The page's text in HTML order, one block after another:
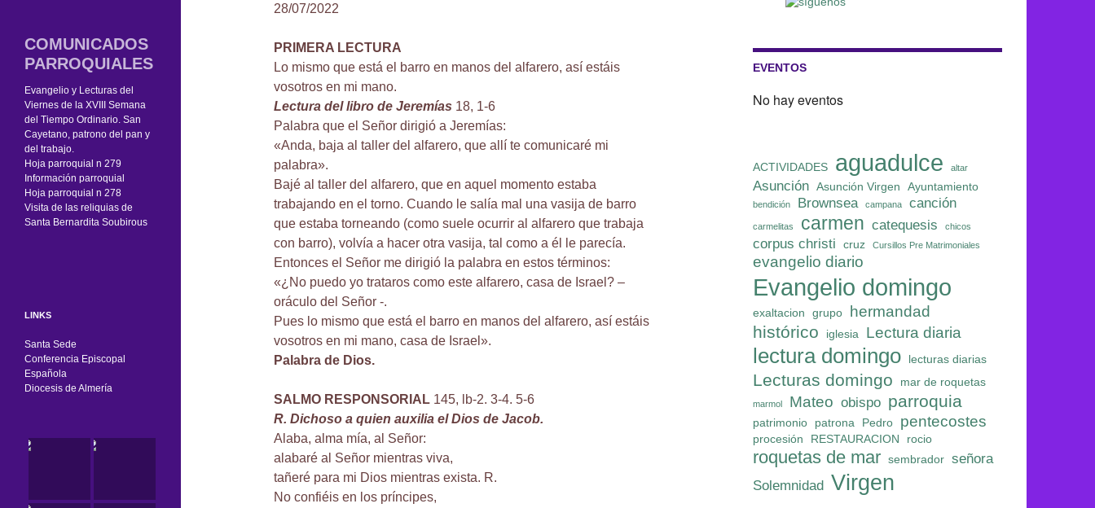
28/07/2022
PRIMERA LECTURA
Lo mismo que está el barro en manos del alfarero, así estáis
vosotros en mi mano.
Lectura del libro de Jeremías 18, 1-6
Palabra que el Señor dirigió a Jeremías:
«Anda, baja al taller del alfarero, que allí te comunicaré mi
palabra».
Bajé al taller del alfarero, que en aquel momento estaba
trabajando en el torno. Cuando le salía mal una vasija de barro
que estaba torneando (como suele ocurrir al alfarero que trabaja
con barro), volvía a hacer otra vasija, tal como a él le parecía.
Entonces el Señor me dirigió la palabra en estos términos:
«¿No puedo yo trataros como este alfarero, casa de Israel? –
oráculo del Señor -.
Pues lo mismo que está el barro en manos del alfarero, así estáis
vosotros en mi mano, casa de Israel».
Palabra de Dios.
SALMO RESPONSORIAL 145, lb-2. 3-4. 5-6
R. Dichoso a quien auxilia el Dios de Jacob.
Alaba, alma mía, al Señor:
alabaré al Señor mientras viva,
tañeré para mi Dios mientras exista. R.
No confiéis en los príncipes,
EVENTOS
No hay eventos
ACTIVIDADES aguadulce altar
Asunción Asunción Virgen Ayuntamiento
bendición Brownsea campana canción
carmelitas carmen catequesis chicos
corpus christi cruz Cursillos Pre Matrimoniales
evangelio diario
Evangelio domingo
exaltacion grupo hermandad
histórico iglesia Lectura diaria
lectura domingo lecturas diarias
Lecturas domingo mar de roquetas
marmol Mateo obispo parroquia
patrimonio patrona Pedro pentecostes
procesión RESTAURACION rocio
roquetas de mar sembrador señora
Solemnidad Virgen
COMUNICADOS
PARROQUIALES
Evangelio y Lecturas del
Viernes de la XVIII Semana
del Tiempo Ordinario. San
Cayetano, patrono del pan y
del trabajo.
Hoja parroquial n 279
Información parroquial
Hoja parroquial n 278
Visita de las reliquias de
Santa Bernardita Soubirous
LINKS
Santa Sede
Conferencia Episcopal
Española
Diocesis de Almería